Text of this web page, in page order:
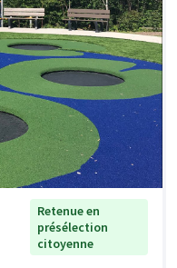
Retenue en
présélection
citoyenne